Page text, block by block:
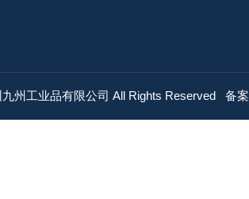
州工业品有限公司 All Rights Reserved 备